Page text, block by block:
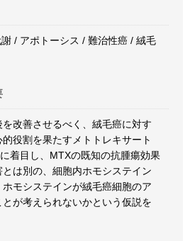
/ アポトーシス / 難治性癌 / 絨毛
改善させるべく、絨毛癌に対す
役割を果たすメトトレキサート
着目し、MTXの既知の抗腫瘍効果
は別の、細胞内ホモシステイン
モシステインが絨毛癌細胞のア
が考えられないかという仮説を